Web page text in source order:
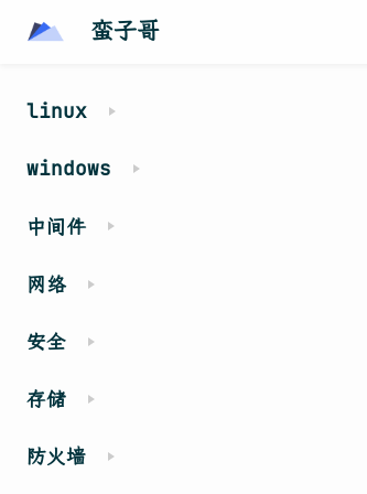
蛮子哥
linux
windows
中间件
网络
安全
存储
防火墙